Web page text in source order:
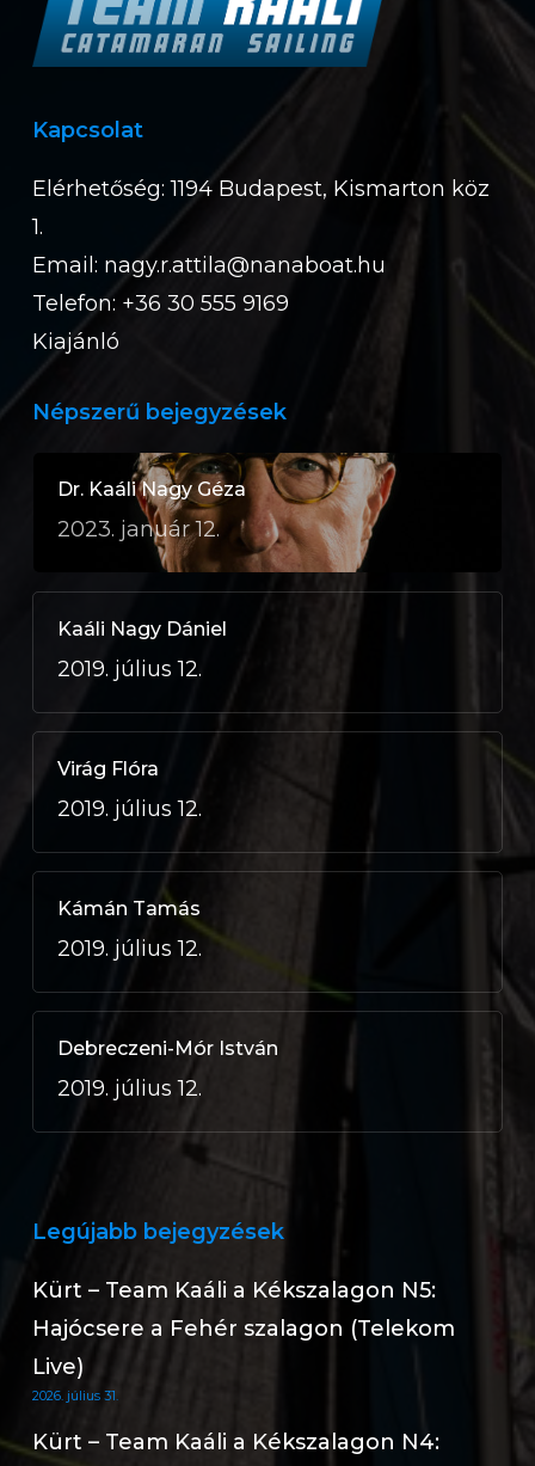
Kapcsolat
Elérhetőség: 1194 Budapest, Kismarton köz
1.
Email: nagy.r.attila@nanaboat.hu
Telefon: +36 30 555 9169
Kiajánló
Népszerű bejegyzések
Dr. Kaáli Nagy Géza
2023. január 12.
Kaáli Nagy Dániel
2019. július 12.
Virág Flóra
2019. július 12.
Kámán Tamás
2019. július 12.
Debreczeni-Mór István
2019. július 12.
Legújabb bejegyzések
Kürt – Team Kaáli a Kékszalagon N5:
Hajócsere a Fehér szalagon (Telekom
Live)
2026. július 31.
Kürt – Team Kaáli a Kékszalagon N4: